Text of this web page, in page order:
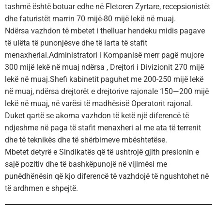
tashmë është botuar edhe në Fletoren Zyrtare, recepsionistët
dhe faturistët marrin 70 mijë-80 mijë lekë në muaj.
Ndërsa vazhdon të mbetet i thelluar hendeku midis pagave
të ulëta të punonjësve dhe të larta të stafit
menaxherial.Administratori i Kompanisë merr pagë mujore
300 mijë lekë në muaj ndërsa , Drejtori i Divizionit 270 mijë
lekë në muaj.Shefi kabinetit paguhet me 200-250 mijë lekë
në muaj, ndërsa drejtorët e drejtorive rajonale 150—200 mijë
lekë në muaj, në varësi të madhësisë Operatorit rajonal.
Duket qartë se akoma vazhdon të ketë një diferencë të
ndjeshme në paga të stafit menaxheri al me ata të terrenit
dhe të teknikës dhe të shërbimeve mbështetëse.
Mbetet detyrë e Sindikatës që të ushtrojë gjith presionin e
sajë pozitiv dhe të bashkëpunojë në vijimësi me
punëdhënësin që kjo diferencë të vazhdojë të ngushtohet në
të ardhmen e shpejtë.